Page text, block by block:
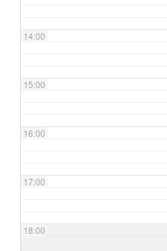
14:00
15:00
16:00
17:00
18:00